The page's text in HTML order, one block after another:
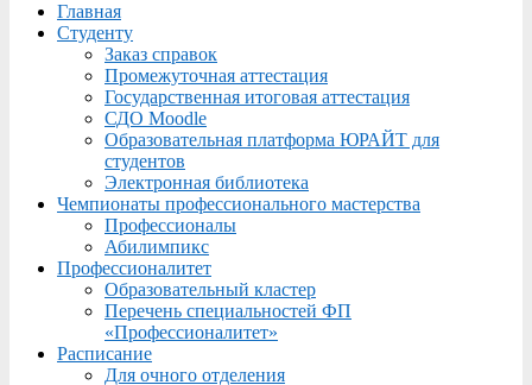
Menu
Главная
Студенту
Заказ справок
Промежуточная аттестация
Государственная итоговая аттестация
СДО Moodle
Образовательная платформа ЮРАЙТ для
студентов
Электронная библиотека
Чемпионаты профессионального мастерства
Профессионалы
Абилимпикс
Профессионалитет
Образовательный кластер
Перечень специальностей ФП
«Профессионалитет»
Расписание
Для очного отделения